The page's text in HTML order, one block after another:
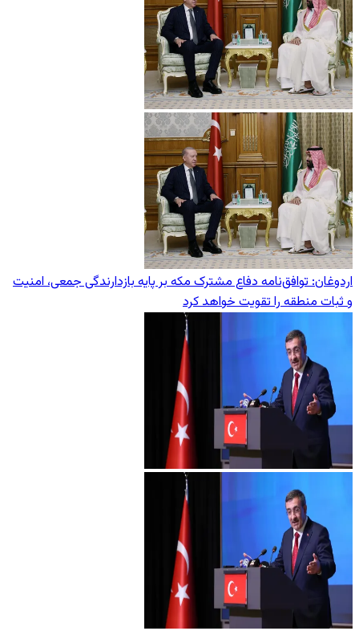
اردوغان: توافق‌نامه دفاع مشترک مکه بر پایه بازدارندگی جمعی، امنیت
و ثبات منطقه را تقویت خواهد کرد